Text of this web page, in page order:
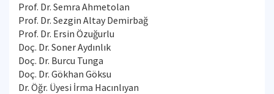
Prof. Dr. Semra Ahmetolan
Prof. Dr. Sezgin Altay Demirbağ
Prof. Dr. Ersin Özuğurlu
Doç. Dr. Soner Aydınlık
Doç. Dr. Burcu Tunga
Doç. Dr. Gökhan Göksu
Dr. Öğr. Üyesi İrma Hacınlıyan